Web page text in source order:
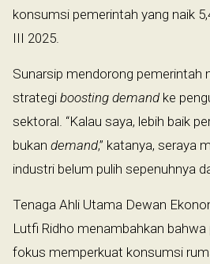
konsumsi pemerintah yang naik
III 2025.
Sunarsip mendorong pemerintah
strategi boosting demandke
sektoral. “Kalau saya, lebih baik
bukan demand,” katanya, seraya
industri belum pulih sepenuhnya
Tenaga Ahli Utama Dewan
Lutfi Ridho menambahkan
fokus memperkuat konsumsi